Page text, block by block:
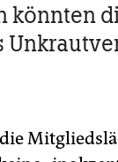
könnten